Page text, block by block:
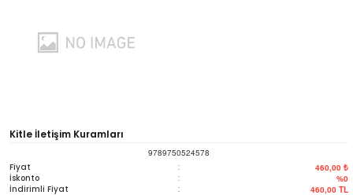
Kitle İletişim Kuramları
9789750524578
Fiyat : 460,00 ₺
İskonto : %0
İndirimli Fiyat : 460,00 TL